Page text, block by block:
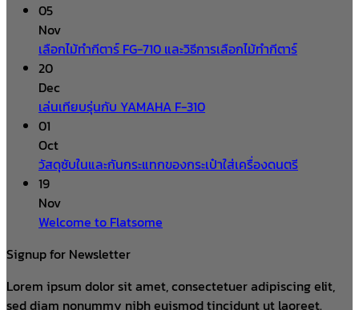
05
Nov
เลือกไม้ทำกีตาร์ FG-710 และวิธีการเลือกไม้ทำกีตาร์
20
Dec
เล่นเทียบรุ่นกับ YAMAHA F-310
01
Oct
วัสดุซับในและกันกระแทกของกระเป๋าใส่เครื่องดนตรี
19
Nov
Welcome to Flatsome
Signup for Newsletter
Lorem ipsum dolor sit amet, consectetuer adipiscing elit,
sed diam nonummy nibh euismod tincidunt ut laoreet.